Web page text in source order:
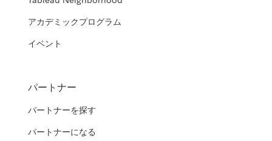
アカデミックプログラム
イベント
パートナー
パートナーを探す
パートナーになる